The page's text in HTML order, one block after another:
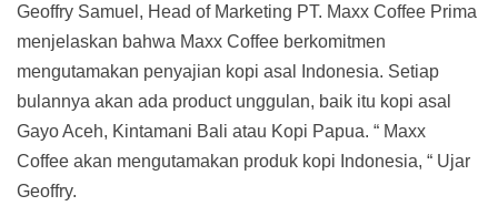
Geoffry Samuel, Head of Marketing PT. Maxx Coffee Prima
menjelaskan bahwa Maxx Coffee berkomitmen
mengutamakan penyajian kopi asal Indonesia. Setiap
bulannya akan ada product unggulan, baik itu kopi asal
Gayo Aceh, Kintamani Bali atau Kopi Papua. “ Maxx
Coffee akan mengutamakan produk kopi Indonesia, “ Ujar
Geoffry.